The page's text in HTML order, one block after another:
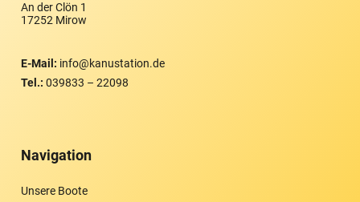
An der Clön 1
17252 Mirow
E-Mail: info@kanustation.de
Tel.: 039833 – 22098
Navigation
Unsere Boote